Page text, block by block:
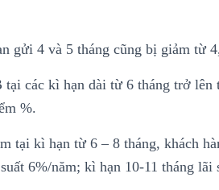
gửi 4 và 5 tháng cũng bị giảm từ
các kì hạn dài từ 6 tháng trở
%.
tại kì hạn từ 6 – 8 tháng, khách
6%/năm; kì hạn 10-11 tháng